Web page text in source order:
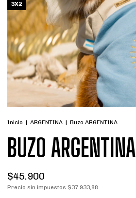
3X2
Inicio | ARGENTINA | Buzo ARGENTINA
BUZO ARGENTINA
$45.900
Precio sin impuestos $37.933,88